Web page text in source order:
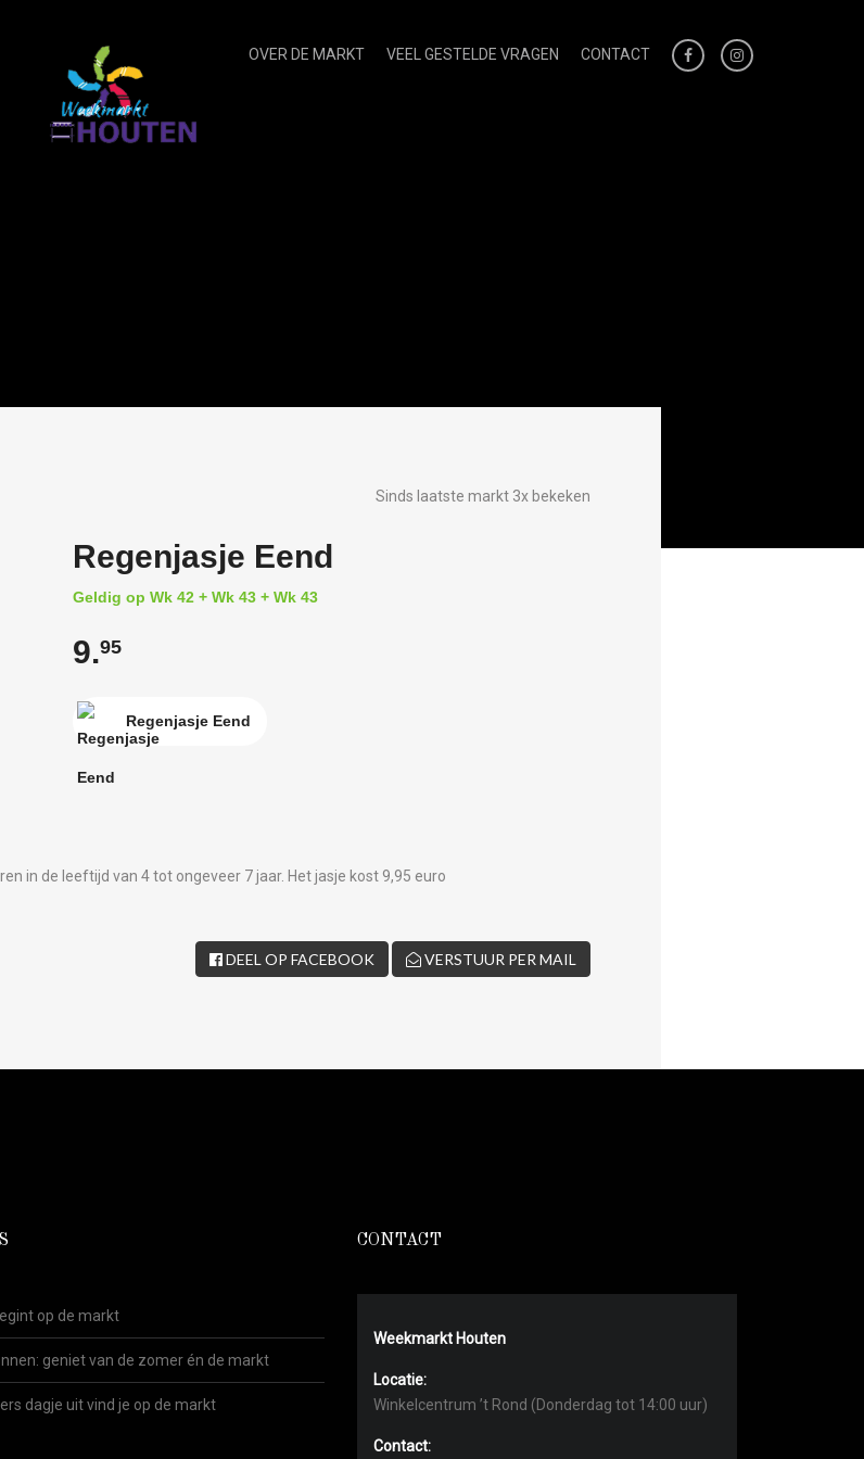
OVER DE MARKT VEEL GESTELDE VRAGEN CONTACT
Sinds laatste markt 3x bekeken
Regenjasje Eend
Geldig op Wk 42 + Wk 43 + Wk 43
9.95
Regenjasje Eend
in de leeftijd van 4 tot ongeveer 7 jaar. Het jasje kost 9,95 euro
DEEL OP FACEBOOK VERSTUUR PER MAIL
op de markt
geniet van de zomer én de markt
dagje uit vind je op de markt
CONTACT
Weekmarkt Houten
Locatie:
Winkelcentrum ’t Rond (Donderdag tot 14:00 uur)
Contact: